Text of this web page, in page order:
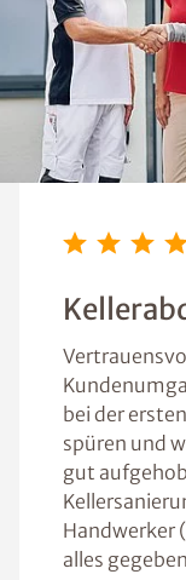
bei der
spüren und
gut
Handwerker
alles